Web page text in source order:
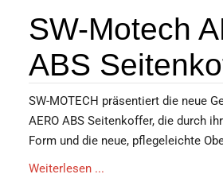
SW-Motech
ABS
SW-MOTECH präsentiert die neue
AERO ABS Seitenkoffer, die durch
Form und die neue, pflegeleichte
Weiterlesen ...